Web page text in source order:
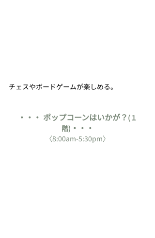
チェスやボードゲームが楽しめる。
・・・ ポップコーンはいかが？ (１
階) ・・・
〈8:00am-5:30pm〉